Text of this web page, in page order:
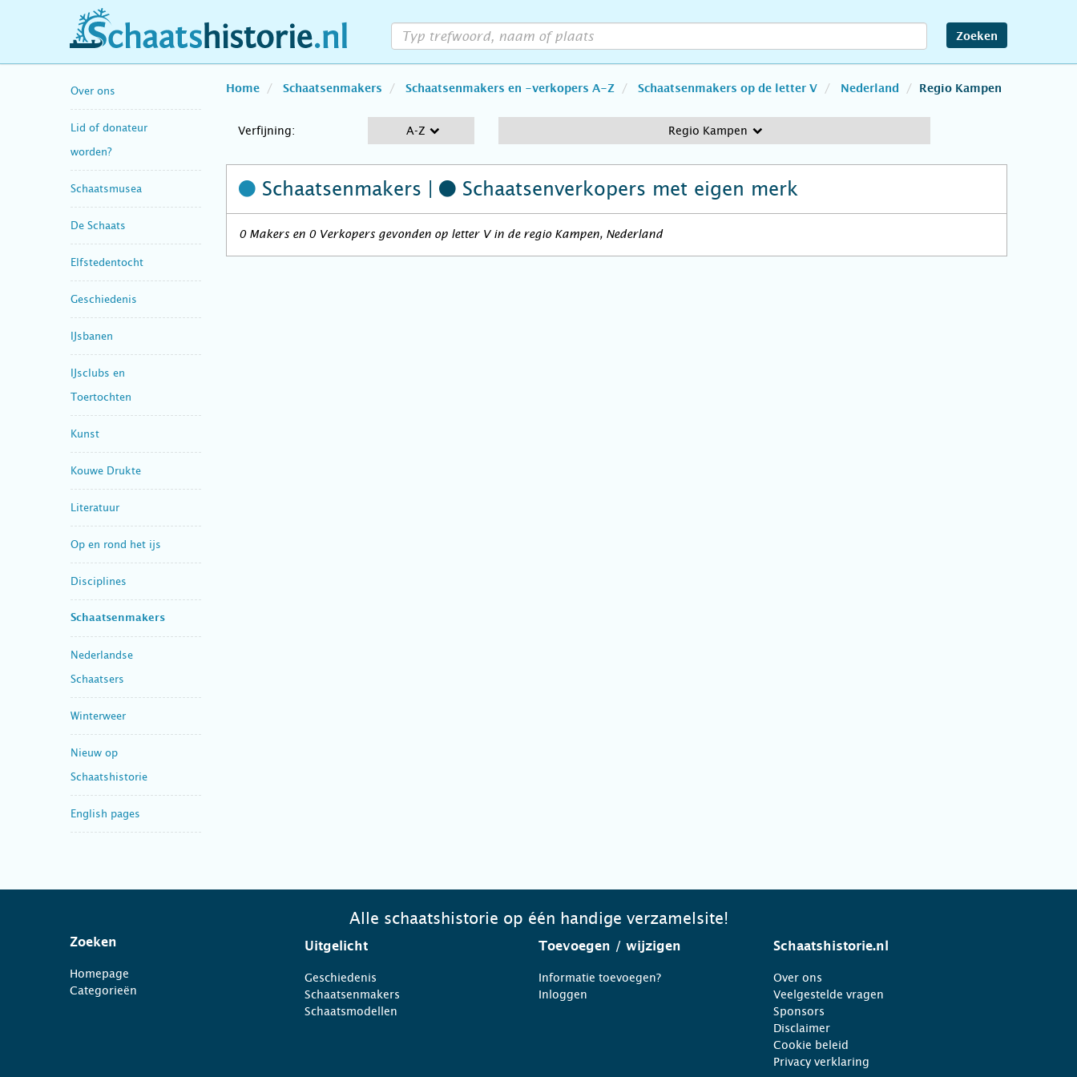
schaatshistorie.nl Zoeken
Over ons
Lid of donateur
worden?
Schaatsmusea
De Schaats
Elfstedentocht
Geschiedenis
IJsbanen
IJsclubs en
Toertochten
Kunst
Kouwe Drukte
Literatuur
Op en rond het ijs
Disciplines
Schaatsenmakers
Nederlandse
Schaatsers
Winterweer
Nieuw op
Schaatshistorie
English pages
Home Schaatsenmakers Schaatsenmakers en -verkopers A-Z Schaatsenmakers op de letter V Nederland Regio Kampen
Verfijning: A-Z Regio Kampen
Schaatsenmakers | Schaatsenverkopers met eigen merk
0 Makers en 0 Verkopers gevonden op letter V in de regio Kampen, Nederland
Alle schaatshistorie op één handige verzamelsite!
Zoeken
Homepage
Categorieën
Uitgelicht
Geschiedenis
Schaatsenmakers
Schaatsmodellen
Toevoegen / wijzigen
Informatie toevoegen?
Inloggen
Schaatshistorie.nl
Over ons
Veelgestelde vragen
Sponsors
Disclaimer
Cookie beleid
Privacy verklaring